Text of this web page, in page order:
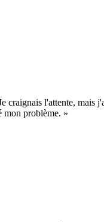
craignais l'attente, mais
mon problème. »